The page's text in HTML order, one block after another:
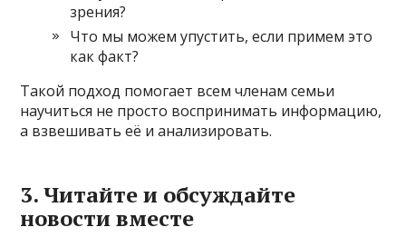
зрения?
Что мы можем упустить, если примем это
как факт?
Такой подход помогает всем членам семьи
научиться не просто воспринимать информацию,
а взвешивать её и анализировать.
3. Читайте и обсуждайте
новости вместе